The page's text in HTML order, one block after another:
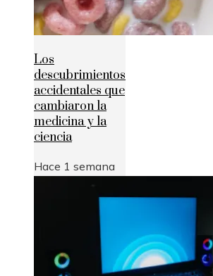
Los
descubrimientos
accidentales que
cambiaron la
medicina y la
ciencia
Hace 1 semana